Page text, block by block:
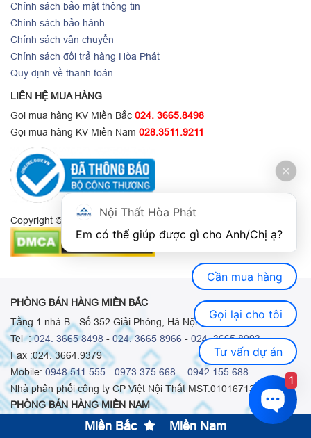
Chính sách bảo mật thông tin
Chính sách bảo hành
Chính sách vận chuyển
Chính sách đổi trả hàng Hòa Phát
Quy định về thanh toán
LIÊN HỆ MUA HÀNG
Gọi mua hàng KV Miền Bắc 024. 3665.8498
Gọi mua hàng KV Miền Nam 028.3511.9211
Copyright © 2022 Bản quyền thuộc về Nội Thất Hòa Phát.
PHÒNG BÁN HÀNG MIỀN BẮC
Tầng 1 nhà B - Số 352 Giải Phóng, Hà Nội
Tel :024. 3665 8498 - 024. 3665 8966 - 024. 3665 8993
Fax :024. 3664.9379
Mobile: 0948.511.555- 0973.375.668- 0942.155.688
Nhà phân phối công ty CP Việt Nội Thất MST:0101671313
PHÒNG BÁN HÀNG MIỀN NAM
55 Bạch Đằng, Phường 15, Q. Bình Thạnh, HCM
Miền Bắc Miền Nam
Nội Thất Hòa Phát
Cần mua hàng
Gọi lại cho tôi
Tư vấn dự án
1